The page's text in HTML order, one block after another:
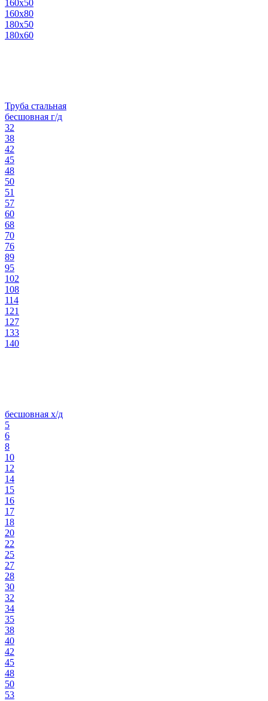
160х50
160х80
180х50
180х60
Труба стальная
бесшовная г/д
32
38
42
45
48
50
51
57
60
68
70
76
89
95
102
108
114
121
127
133
140
бесшовная х/д
5
6
8
10
12
14
15
16
17
18
20
22
25
27
28
30
32
34
35
38
40
42
45
48
50
53